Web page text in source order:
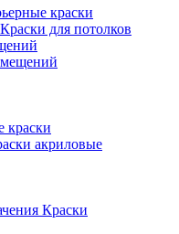
краски
Краски для потолков
краски
акриловые
Краски